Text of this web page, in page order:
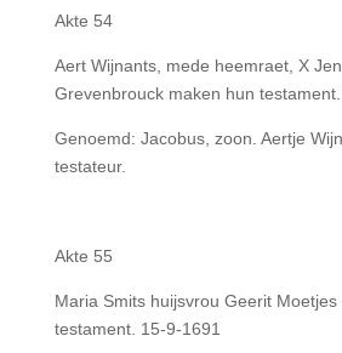
Akte 54
Aert Wijnants, mede heemraet, X
Grevenbrouck maken hun
Genoemd: Jacobus, zoon. Aertje
testateur.
Akte 55
Maria Smits huijsvrou Geerit
testament. 15-9-1691